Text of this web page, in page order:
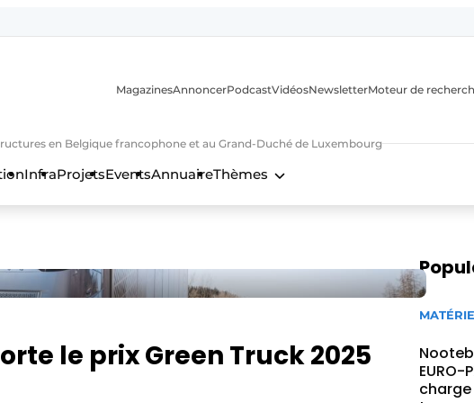
en Belgique francophone et au Grand-Duché de Luxembourg
MagazinesAnnoncerPodcastVidéosNewsletterMoteur de
InfraProjetsEventsAnnuaireThèmes
le prix Green Truck 2025